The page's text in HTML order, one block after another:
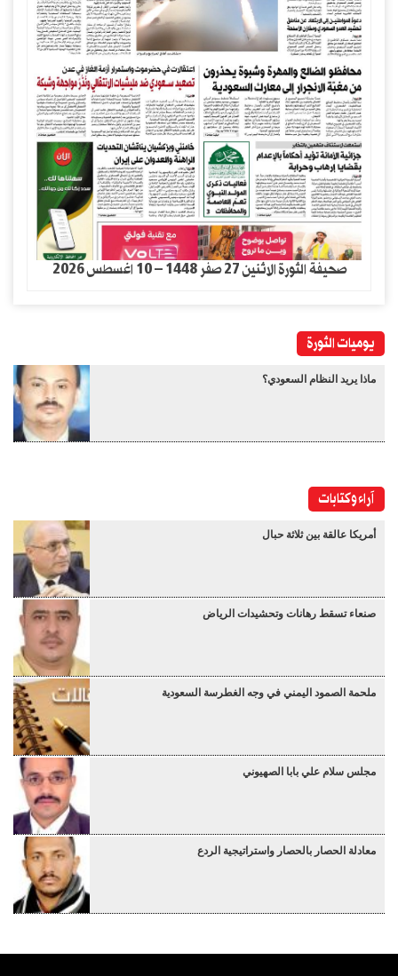
صحيفة الثورة الاثنين 27 صفر 1448 – 10 اغسطس 2026
يوميات الثورة
ماذا يريد النظام السعودي؟
آراء وكتابات
أمريكا عالقة بين ثلاثة حبال
صنعاء تسقط رهانات وتحشيدات الرياض
ملحمة الصمود اليمني في وجه الغطرسة السعودية
مجلس سلام علي بابا الصهيوني
معادلة الحصار بالحصار واستراتيجية الردع